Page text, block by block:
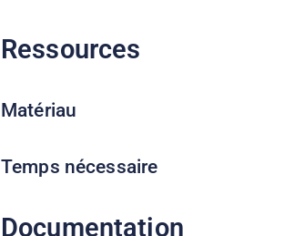
Ressources
Matériau
Temps nécessaire
Documentation